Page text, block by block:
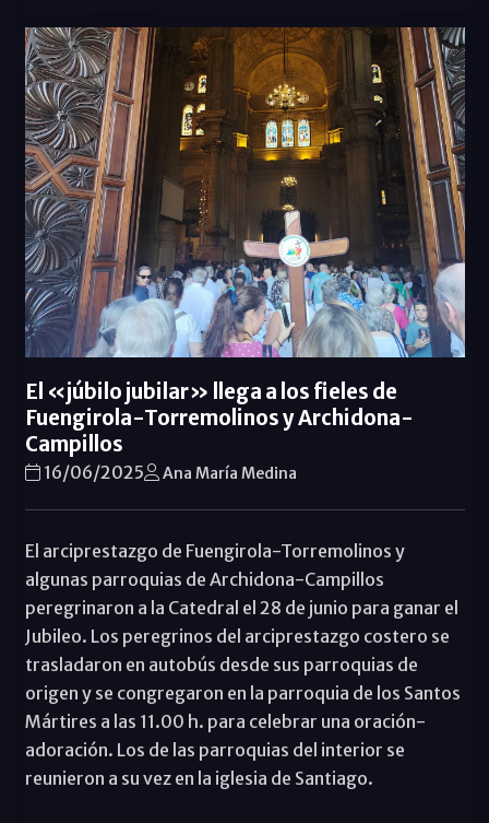
El «júbilo jubilar» llega a los fieles de
Fuengirola-Torremolinos y Archidona-
Campillos
16/06/2025 Ana María Medina
El arciprestazgo de Fuengirola-Torremolinos y
algunas parroquias de Archidona-Campillos
peregrinaron a la Catedral el 28 de junio para ganar el
Jubileo. Los peregrinos del arciprestazgo costero se
trasladaron en autobús desde sus parroquias de
origen y se congregaron en la parroquia de los Santos
Mártires a las 11.00 h. para celebrar una oración-
adoración. Los de las parroquias del interior se
reunieron a su vez en la iglesia de Santiago.